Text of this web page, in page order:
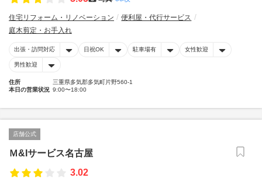
住宅リフォーム・リノベーション
便利屋・代行サービス
庭木剪定・お手入れ
出張・訪問対応 日祝OK 駐車場有 女性歓迎
男性歓迎
住所
三重県多気郡多気町片野560-1
本日の営業状況 9:00〜18:00
店舗公式
Ｍ&Iサービス名古屋
3.02